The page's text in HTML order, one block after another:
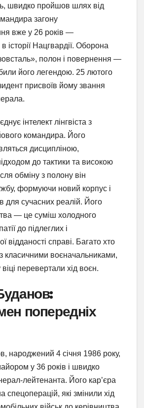
швидко пройшов шлях від
загону
вже у 26 років —
історії Нацгвардії. Оборона
полон і повернення —
його легендою. 25 лютого
присвоїв йому звання
інтелект лінгвіста з
командира. Його
дисципліною,
до тактики та високою
обміну з полону він
формуючи новий корпус і
для сучасних реалій. Його
— це суміш холодного
до підлеглих і
відданості справі. Багато хто
класичними воєначальниками,
перевертали хід воєн.
попередніх
народжений 4 січня 1986 року,
у 36 років і швидко
лейтенанта. Його кар’єра
спецоперацій, які змінили хід